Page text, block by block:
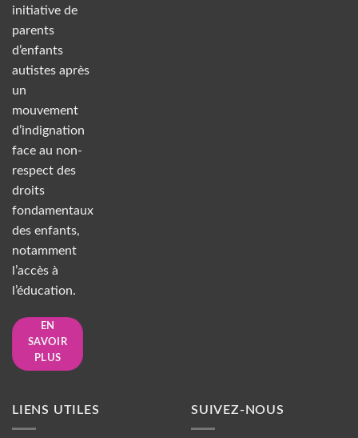
initiative de
parents
d’enfants
autistes après
un
mouvement
d’indignation
face au non-
respect des
droits
fondamentaux
des enfants,
notamment
l’accès à
l’éducation.
EN
SAVOIR
PLUS
LIENS UTILES SUIVEZ-NOUS